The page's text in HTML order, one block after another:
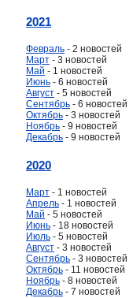
2021
Февраль - 2 новостей
Март - 3 новостей
Май - 1 новостей
Июнь - 6 новостей
Август - 5 новостей
Сентябрь - 6 новостей
Октябрь - 3 новостей
Ноябрь - 9 новостей
Декабрь - 9 новостей
2020
Март - 1 новостей
Апрель - 1 новостей
Май - 5 новостей
Июнь - 18 новостей
Июль - 5 новостей
Август - 3 новостей
Сентябрь - 3 новостей
Октябрь - 11 новостей
Ноябрь - 8 новостей
Декабрь - 7 новостей